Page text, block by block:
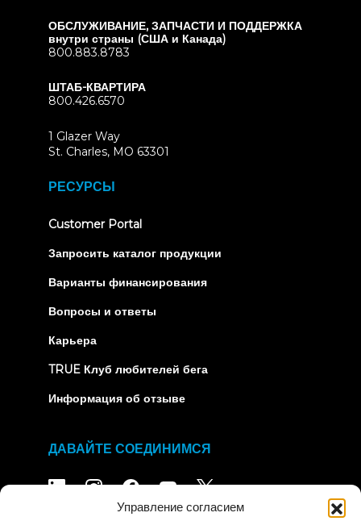
Управление согласием
ОБСЛУЖИВАНИЕ, ЗАПЧАСТИ И ПОДДЕРЖКА
внутри страны (США и Канада)
800.883.8783
ШТАБ-КВАРТИРА
800.426.6570
1 Glazer Way
St. Charles, MO 63301
РЕСУРСЫ
Customer Portal(opens
new
Запросить каталог продукции
Варианты финансирования
Вопросы и ответы
Карьера
TRUE Клуб любителей бега
Информация об отзыве
ДАВАЙТЕ СОЕДИНИМСЯ